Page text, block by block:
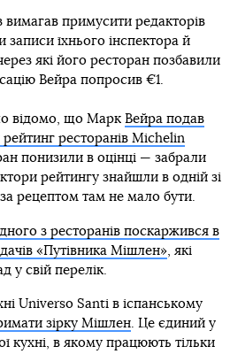
примусити редакторів
записи їхнього інспектора й
які його ресторан позбавили
Вейра попросив €1.
відомо, що Марк Вейра подав
ресторанів Michelin
понизили в оцінці — забрали
рейтингу знайшли в одній зі
рецептом там не мало бути.
з ресторанів поскаржився в
«Путівника Мішлен», які
у свій перелік.
Universo Santi в іспанському
зірку Мішлен. Це єдиний у
кухні, в якому працюють тільки